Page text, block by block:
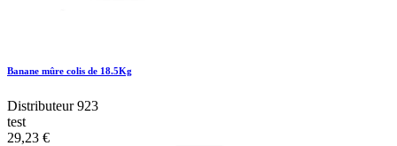
Banane mûre colis de 18.5Kg
Distributeur 923
test
29,23 €